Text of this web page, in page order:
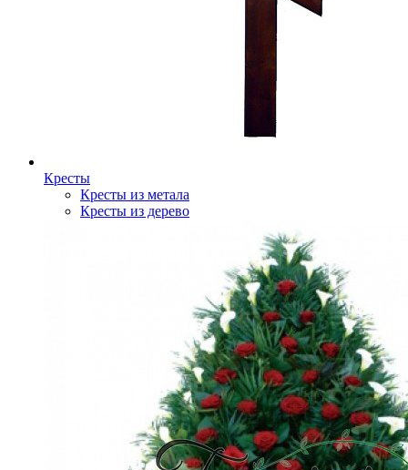
Кресты
Кресты из метала
Кресты из дерево